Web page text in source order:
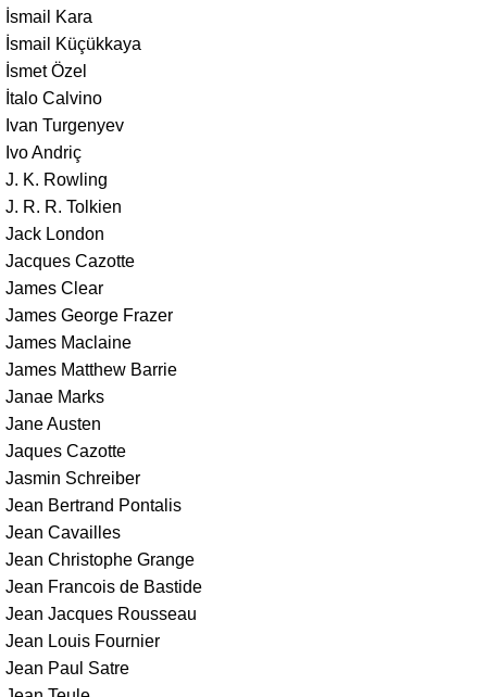
İsmail Kara
İsmail Küçükkaya
İsmet Özel
İtalo Calvino
Ivan Turgenyev
Ivo Andriç
J. K. Rowling
J. R. R. Tolkien
Jack London
Jacques Cazotte
James Clear
James George Frazer
James Maclaine
James Matthew Barrie
Janae Marks
Jane Austen
Jaques Cazotte
Jasmin Schreiber
Jean Bertrand Pontalis
Jean Cavailles
Jean Christophe Grange
Jean Francois de Bastide
Jean Jacques Rousseau
Jean Louis Fournier
Jean Paul Satre